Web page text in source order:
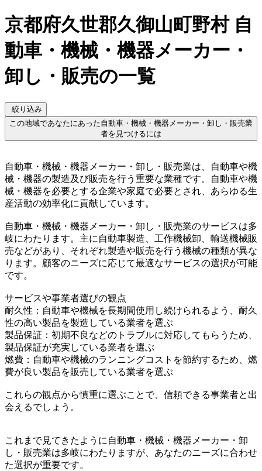
京都府久世郡久御山町野村 自
動車・機械・機器メーカー・
卸し・販売の一覧
絞り込み
この地域であなたにあった自動車・機械・機器メーカー・卸し・販売業
者を見つけるには
自動車・機械・機器メーカー・卸し・販売業は、自動車や機
械・機器の製造及び販売を行う重要な業種です。自動車や機
械・機器を必要とする企業や家庭で必要とされ、あらゆる生
産活動の効率化に貢献しています。
自動車・機械・機器メーカー・卸し・販売業のサービスは多
岐にわたります。主に自動車製造、工作機械卸、輸送機械販
売などがあり、それぞれ製造や販売を行う機械の種類が異な
ります。顧客のニーズに応じて最適なサービスの選択が可能
です。
サービスや事業者選びの観点
耐久性：自動車や機械を長期間使用し続けられるよう、耐久
性の高い製品を製造している業者を選ぶ
製品保証：初期不良などのトラブルに対応してもらうため、
製品保証が充実している業者を選ぶ
燃費：自動車や機械のランニングコストを節約するため、燃
費が良い製品を販売している業者を選ぶ
これらの観点から慎重に選ぶことで、信頼できる事業者と出
会えるでしょう。
これまで見てきたように自動車・機械・機器メーカー・卸
し・販売業は多岐にわたりますが、あなたのニーズに合わせ
た選択が重要です。